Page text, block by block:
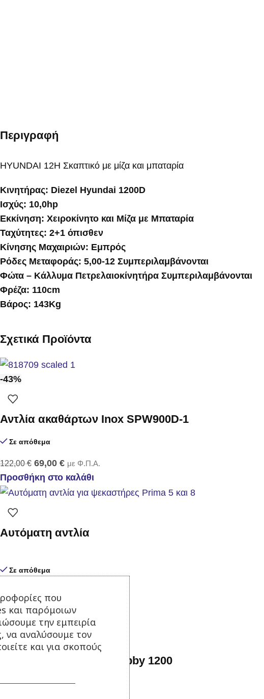
Περιγραφή
HYUNDAI 12H Σκαπτικό με μίζα και μπαταρία
Κινητήρας: Diezel Hyundai 1200D
Ισχύς: 10,0hp
Eκκίνηση: Χειροκίνητο και Μίζα με Μπαταρία
Ταχύτητες: 2+1 όπισθεν
Κίνησης Μαχαιριών: Εμπρός
Ρόδες Μεταφοράς: 5,00-12 Συμπεριλαμβάνονται
Φώτα – Κάλλυμα Πετρελαιοκίνητήρα Συμπεριλαμβάνονται
Φρέζα: 110cm
Βάρος: 143Κg
Σχετικά Προϊόντα
-43%
Αντλία ακαθάρτων Inox SPW900D-1
Σε απόθεμα
122,00€ 69,00 € με Φ.Π.Α.
Προσθήκη στο καλάθι
Αυτόματη αντλία
Σε απόθεμα
Προσθήκη στο καλάθι
Ψεκαστήρας πλάτης Hobby 1200
που
και παρόμοιων
την εμπειρία
να αναλύσουμε τον
και για σκοπούς